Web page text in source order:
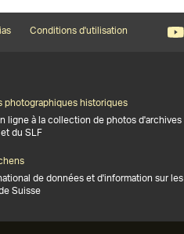
Conditions d'utilisation
photographiques historiques
ligne à la collection de photos d'archives
du SLF
de données et d'information sur les
Suisse